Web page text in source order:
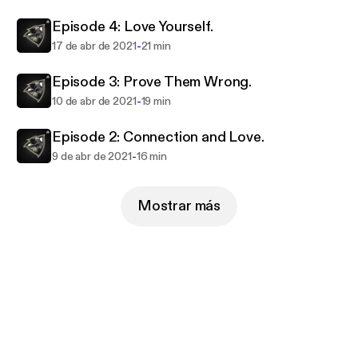
Episode 4: Love Yourself.
17 de abr de 2021-21 min
Episode 3: Prove Them Wrong.
10 de abr de 2021-19 min
Episode 2: Connection and Love.
9 de abr de 2021-16 min
Mostrar más